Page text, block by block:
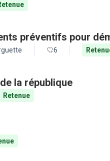
préventifs pour
6
la république
Retenue